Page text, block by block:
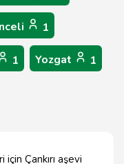
1
1 Yozgat 1
Çankırı aşevi